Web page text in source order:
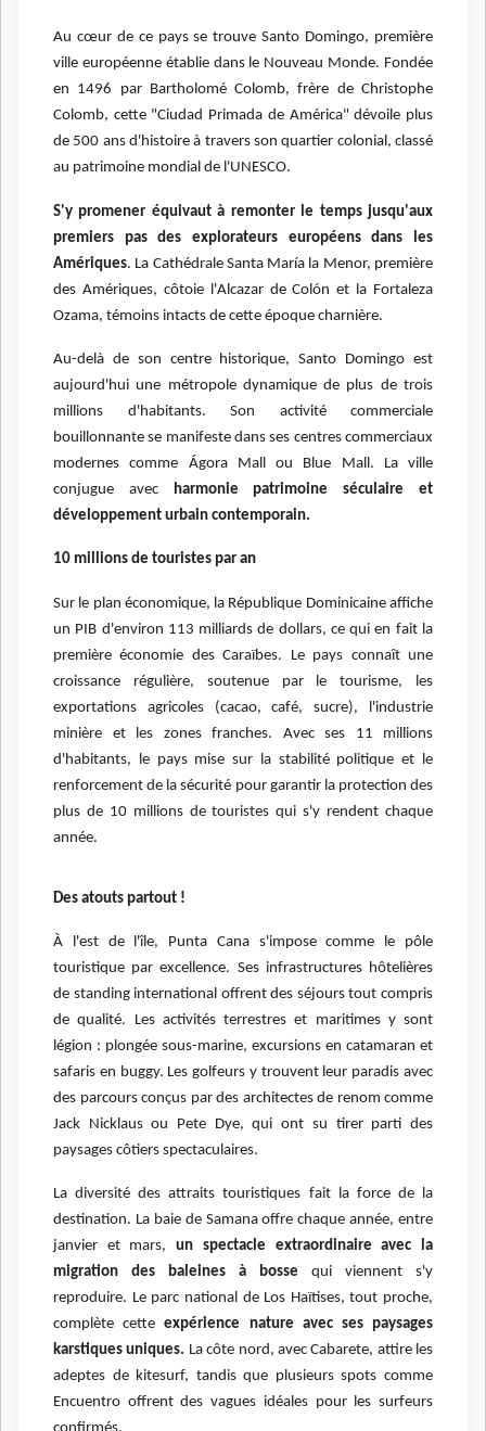
Au cœur de ce pays se trouve Santo Domingo, première
ville européenne établie dans le Nouveau Monde. Fondée
en 1496 par Bartholomé Colomb, frère de Christophe
Colomb, cette "Ciudad Primada de América" dévoile plus
de 500 ans d'histoire à travers son quartier colonial, classé
au patrimoine mondial de l'UNESCO.
S'y promener équivaut à remonter le temps jusqu'aux
premiers pas des explorateurs européens dans les
Amériques. La Cathédrale Santa María la Menor, première
des Amériques, côtoie l'Alcazar de Colón et la Fortaleza
Ozama, témoins intacts de cette époque charnière.
Au-delà de son centre historique, Santo Domingo est
aujourd'hui une métropole dynamique de plus de trois
millions d'habitants. Son activité commerciale
bouillonnante se manifeste dans ses centres commerciaux
modernes comme Ágora Mall ou Blue Mall. La ville
conjugue avecharmonie patrimoine séculaire et
développement urbain contemporain.
10 millions de touristes par an
Sur le plan économique, la République Dominicaine affiche
un PIB d'environ 113 milliards de dollars, ce qui en fait la
première économie des Caraïbes. Le pays connaît une
croissance régulière, soutenue par le tourisme, les
exportations agricoles (cacao, café, sucre), l'industrie
minière et les zones franches. Avec ses 11 millions
d'habitants, le pays mise sur la stabilité politique et le
renforcement de la sécurité pour garantir la protection des
plus de 10 millions de touristes qui s'y rendent chaque
année.
Des atouts partout !
À l'est de l'île, Punta Cana s'impose comme le pôle
touristique par excellence. Ses infrastructures hôtelières
de standing international offrent des séjours tout compris
de qualité. Les activités terrestres et maritimes y sont
légion : plongée sous-marine, excursions en catamaran et
safaris en buggy. Les golfeurs y trouvent leur paradis avec
des parcours conçus par des architectes de renom comme
Jack Nicklaus ou Pete Dye, qui ont su tirer parti des
paysages côtiers spectaculaires.
La diversité des attraits touristiques fait la force de la
destination. La baie de Samana offre chaque année, entre
janvier et mars,un spectacle extraordinaire avec la
migration des baleines à bosse qui viennent s'y
reproduire. Le parc national de Los Haïtises, tout proche,
complète cetteexpérience nature avec ses paysages
karstiques uniques. La côte nord, avec Cabarete, attire les
adeptes de kitesurf, tandis que plusieurs spots comme
Encuentro offrent des vagues idéales pour les surfeurs